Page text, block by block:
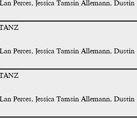
Perces, Jessica Tamsin Allemann, Dustin
Perces, Jessica Tamsin Allemann, Dustin
Perces, Jessica Tamsin Allemann, Dustin